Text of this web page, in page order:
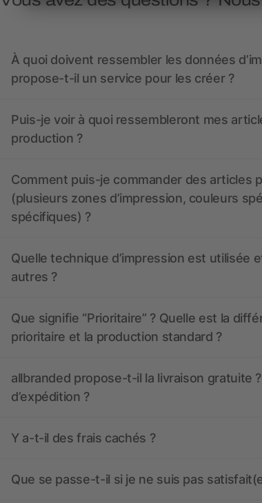
À quoi doivent ressembler les données
propose-t-il un service pour les créer ?
Puis-je voir à quoi ressembleront mes
production ?
Comment puis-je commander des articles
(plusieurs zones d’impression, couleurs
spécifiques) ?
Quelle technique d’impression est utilisée
autres ?
Que signifie “Prioritaire” ? Quelle est la
prioritaire et la production standard ?
allbranded propose-t-il la livraison gratuite
d’expédition ?
Y a-t-il des frais cachés ?
Que se passe-t-il si je ne suis pas